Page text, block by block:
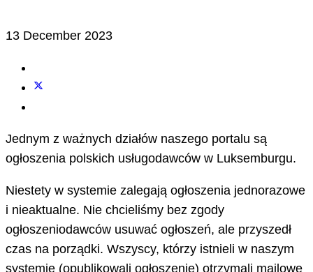
13 December 2023
Jednym z ważnych działów naszego portalu są
ogłoszenia polskich usługodawców w Luksemburgu.
Niestety w systemie zalegają ogłoszenia jednorazowe
i nieaktualne. Nie chcieliśmy bez zgody
ogłoszeniodawców usuwać ogłoszeń, ale przyszedł
czas na porządki. Wszyscy, którzy istnieli w naszym
systemie (opublikowali ogłoszenie) otrzymali mailowe